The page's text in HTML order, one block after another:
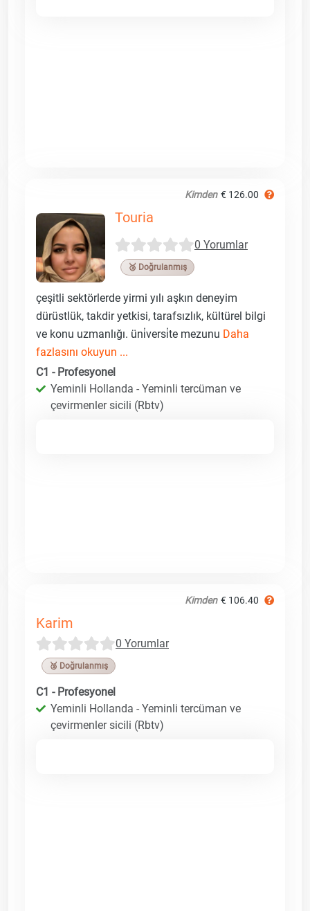
Kimden € 126.00
Touria
0 Yorumlar
🥉 Doğrulanmış
çeşitli sektörlerde yirmi yılı aşkın deneyim
dürüstlük, takdir yetkisi, tarafsızlık, kültürel bilgi
ve konu uzmanlığı. üni̇versi̇te mezunu Daha
fazlasını okuyun ...
C1 - Profesyonel
Yeminli Hollanda - Yeminli tercüman ve
çevirmenler sicili (Rbtv)
Kimden € 106.40
Karim
0 Yorumlar
🥉 Doğrulanmış
C1 - Profesyonel
Yeminli Hollanda - Yeminli tercüman ve
çevirmenler sicili (Rbtv)